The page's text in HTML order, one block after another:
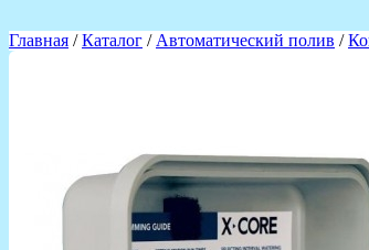
Главная /Каталог / Автоматический полив /